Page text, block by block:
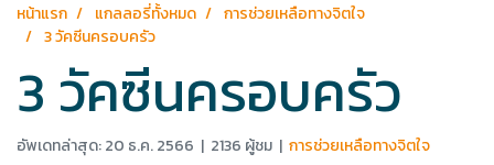
หน้าแรก แกลลอรี่ทั้งหมด
การช่วยเหลือทางจิตใจ
3 วัคซีนครอบครัว
3 วัคซีนครอบครัว
อัพเดทล่าสุด: 20 ธ.ค. 2566 | 2136 ผู้ชม | การช่วยเหลือทางจิตใจ